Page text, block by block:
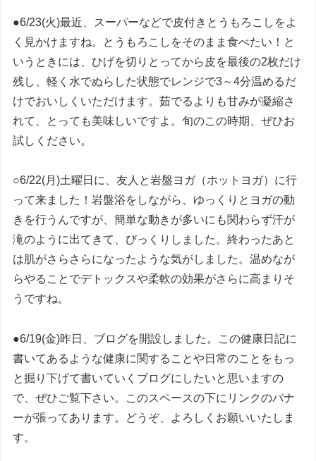
●6/23(火)最近、スーパーなどで皮付きとうもろこしをよ
く見かけますね。とうもろこしをそのまま食べたい！と
いうときには、ひげを切りとってから皮を最後の2枚だけ
残し、軽く水でぬらした状態でレンジで3～4分温めるだ
けでおいしくいただけます。茹でるよりも甘みが凝縮さ
れて、とっても美味しいですよ。旬のこの時期、ぜひお
試しください。
○6/22(月)土曜日に、友人と岩盤ヨガ（ホットヨガ）に行
って来ました！岩盤浴をしながら、ゆっくりとヨガの動
きを行うんですが、簡単な動きが多いにも関わらず汗が
滝のように出てきて、びっくりしました。終わったあと
は肌がさらさらになったような気がしました。温めなが
らやることでデトックスや柔軟の効果がさらに高まりそ
うですね。
●6/19(金)昨日、ブログを開設しました。この健康日記に
書いてあるような健康に関することや日常のことをもっ
と掘り下げて書いていくブログにしたいと思いますの
で、ぜひご覧下さい。このスペースの下にリンクのバナ
ーが張ってあります。どうぞ、よろしくお願いいたしま
す。